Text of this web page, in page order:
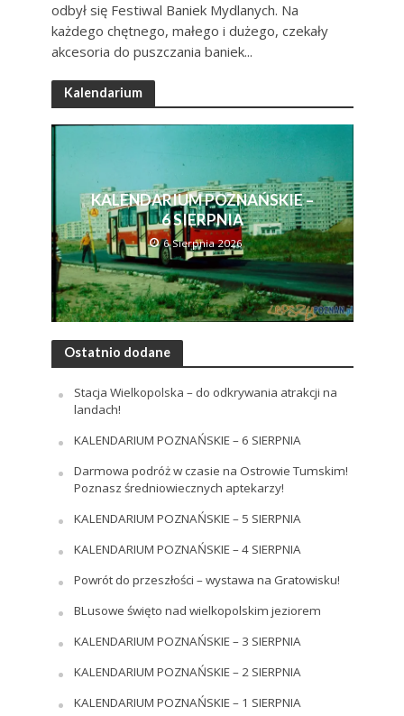
odbył się Festiwal Baniek Mydlanych. Na
każdego chętnego, małego i dużego, czekały
akcesoria do puszczania baniek...
Kalendarium
KALENDARIUM POZNAŃSKIE –
6 SIERPNIA
6 Sierpnia 2026
Ostatnio dodane
Stacja Wielkopolska – do odkrywania atrakcji na
landach!
KALENDARIUM POZNAŃSKIE – 6 SIERPNIA
Darmowa podróż w czasie na Ostrowie Tumskim!
Poznasz średniowiecznych aptekarzy!
KALENDARIUM POZNAŃSKIE – 5 SIERPNIA
KALENDARIUM POZNAŃSKIE – 4 SIERPNIA
Powrót do przeszłości – wystawa na Gratowisku!
BLusowe święto nad wielkopolskim jeziorem
KALENDARIUM POZNAŃSKIE – 3 SIERPNIA
KALENDARIUM POZNAŃSKIE – 2 SIERPNIA
KALENDARIUM POZNAŃSKIE – 1 SIERPNIA